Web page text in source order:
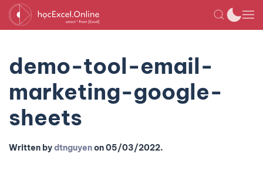
demo-tool-email-
marketing-google-
sheets
Written bydtnguyenon05/03/2022.